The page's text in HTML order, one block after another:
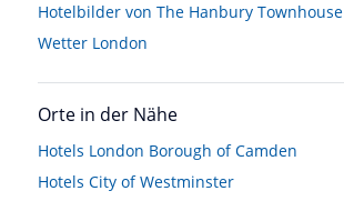
Hotelbilder von The Hanbury Townhouse
Wetter London
Orte in der Nähe
Hotels London Borough of Camden
Hotels City of Westminster